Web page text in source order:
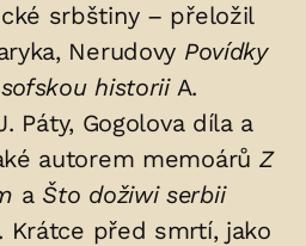
srbštiny – přeložil
Nerudovy Povídky
historiiA.
Páty, Gogolova díla a
autorem memoárů Z
a Što dožiwi serbii
. Krátce před smrtí, jako